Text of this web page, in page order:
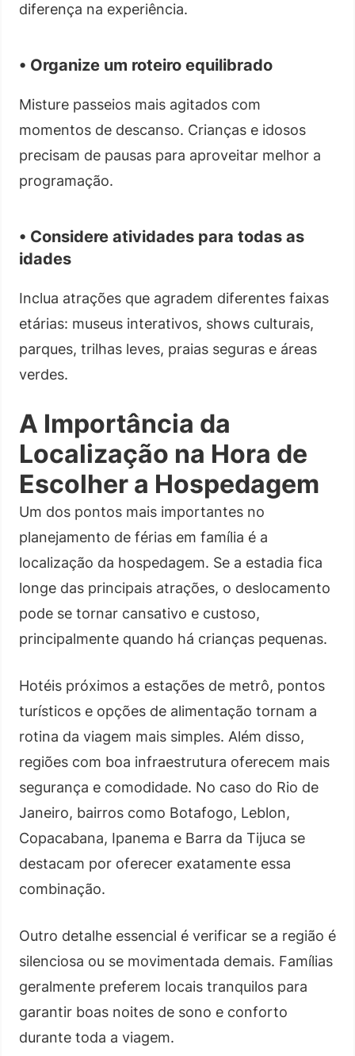
diferença na experiência.
• Organize um roteiro equilibrado
Misture passeios mais agitados com
momentos de descanso. Crianças e idosos
precisam de pausas para aproveitar melhor a
programação.
• Considere atividades para todas as
idades
Inclua atrações que agradem diferentes faixas
etárias: museus interativos, shows culturais,
parques, trilhas leves, praias seguras e áreas
verdes.
A Importância da
Localização na Hora de
Escolher a Hospedagem
Um dos pontos mais importantes no
planejamento de férias em família é a
localização da hospedagem. Se a estadia fica
longe das principais atrações, o deslocamento
pode se tornar cansativo e custoso,
principalmente quando há crianças pequenas.
Hotéis próximos a estações de metrô, pontos
turísticos e opções de alimentação tornam a
rotina da viagem mais simples. Além disso,
regiões com boa infraestrutura oferecem mais
segurança e comodidade. No caso do Rio de
Janeiro, bairros como Botafogo, Leblon,
Copacabana, Ipanema e Barra da Tijuca se
destacam por oferecer exatamente essa
combinação.
Outro detalhe essencial é verificar se a região é
silenciosa ou se movimentada demais. Famílias
geralmente preferem locais tranquilos para
garantir boas noites de sono e conforto
durante toda a viagem.